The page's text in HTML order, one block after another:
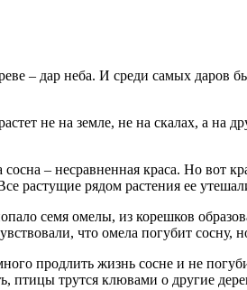
– дар неба. И среди самых
не на земле, не на скалах, а
– несравненная краса. Но вот
растущие рядом растения ее
семя омелы, из корешков
что омела погубит сосну,
продлить жизнь сосне и не
трутся клювами о другие